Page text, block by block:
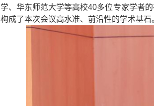
学、华东师范大学等高校40多位专家学者
构成了本次会议高水准、前沿性的学术基